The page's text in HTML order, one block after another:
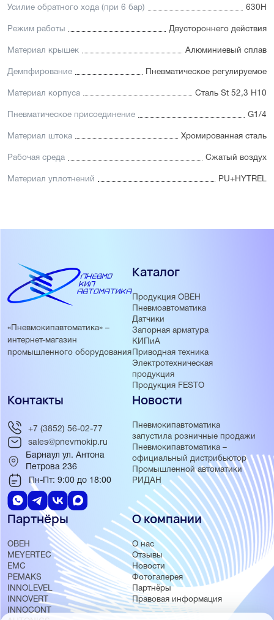
Усилие обратного хода (при 6 бар) 630Н
Режим работы Двустороннего действия
Материал крышек Алюминиевый сплав
Демпфирование Пневматическое регулируемое
Материал корпуса Сталь St 52,3 H10
Пневматическое присоединение G1/4
Материал штока Хромированная сталь
Рабочая среда Сжатый воздух
Материал уплотнений PU+HYTREL
«Пневмокипавтоматика» –
интернет-магазин
промышленного оборудования
Каталог
Продукция ОВЕН
Пневмоавтоматика
Датчики
Запорная арматура
КИПиА
Приводная техника
Электротехническая
продукция
Продукция FESTO
Новости
Пневмокипавтоматика
запустила розничные продажи
Пневмокипавтоматика –
официальный дистрибьютор
Промышленной автоматики
РИДАН
Партнёры
ОВЕН
MEYERTEC
EMC
PEMAKS
INNOLEVEL
INNOVERT
INNOCONT
О компании
О нас
Отзывы
Новости
Фотогалерея
Партнёры
Правовая информация
Контакты
+7 (3852) 56-02-77
sales@pnevmokip.ru
Барнаул ул. Антона
Петрова 236
Пн-Пт: 9:00 до 18:00